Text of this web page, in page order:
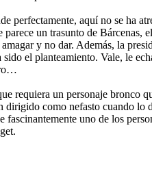
perfectamente, aquí no se ha
un trasunto de Bárcenas,
y no dar. Además, la
el planteamiento. Vale, le
requiera un personaje bronco
como nefasto cuando lo
uno de los